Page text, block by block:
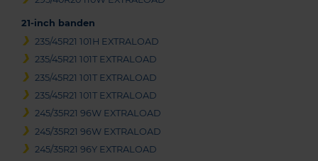
21-inch banden
235/45R21 101H EXTRALOAD
235/45R21 101T EXTRALOAD
235/45R21 101T EXTRALOAD
235/45R21 101T EXTRALOAD
245/35R21 96W EXTRALOAD
245/35R21 96W EXTRALOAD
245/35R21 96Y EXTRALOAD